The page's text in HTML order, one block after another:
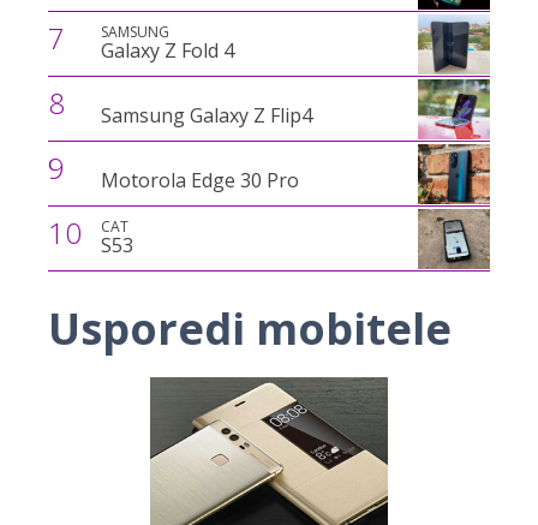
7 SAMSUNG
Galaxy Z Fold 4
8 Samsung Galaxy Z Flip4
9 Motorola Edge 30 Pro
10 CAT
S53
Usporedi mobitele